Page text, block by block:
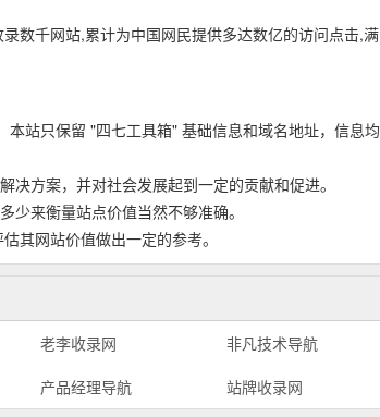
数千网站,累计为中国网民提供多达数亿的访问点击,满
站只保留 "四七工具箱" 基础信息和域名地址，信息均
方案，并对社会发展起到一定的贡献和促进。
来衡量站点价值当然不够准确。
其网站价值做出一定的参考。
老李收录网
非凡技术导航
产品经理导航 站牌收录网